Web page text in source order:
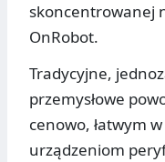
skoncentrowanej
OnRobot.
Tradycyjne,
przemysłowe
cenowo, łatwym
urządzeniom